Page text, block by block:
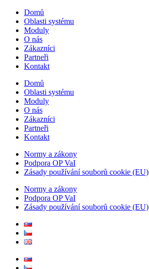
Domů
Oblasti systému
Moduly
O nás
Zákazníci
Partneři
Kontakt
Domů
Oblasti systému
Moduly
O nás
Zákazníci
Partneři
Kontakt
Normy a zákony
Podpora OP VaI
Zásady používání souborů cookie (EU)
Normy a zákony
Podpora OP VaI
Zásady používání souborů cookie (EU)